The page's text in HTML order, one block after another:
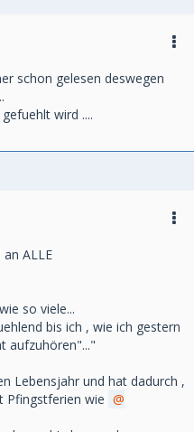
schon gelesen deswegen
wird ....
ALLE
so viele...
bis ich , wie ich gestern
aufzuhören"..."
Lebensjahr und hat dadurch ,
Pfingstferien wie